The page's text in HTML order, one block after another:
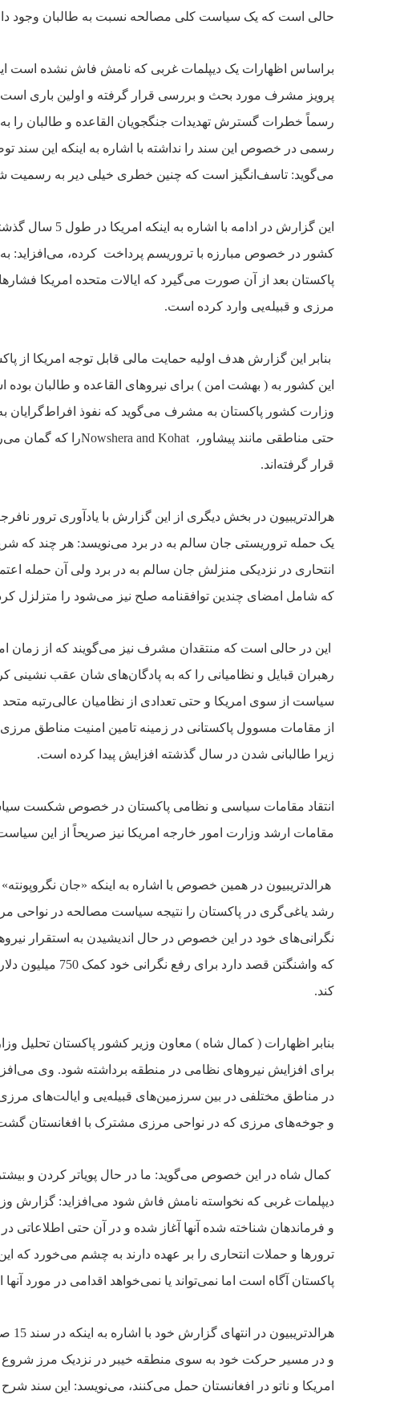
حالى است که يک سياست کلى مصالحه نسبت به طالبان وجود
براساس اظهارات يک ديپلمات غربى که نامش فاش نشده است اين سند در تاريخ 4 ژوئن در
پرويز مشرف مورد بحث و بررسى قرار گرفته و اولين بارى
رسماً خطرات گسترش تهديدات جنگجويان القاعده و طالبان
رسمى در خصوص اين سند را نداشته با اشاره به اينکه اين سند
مى‌گويد‌: تاسف‌ا‌نگيز است که چنين خطرى خيلى دير به رسميت
اين گزارش در ادامه با اشاره به اينکه امريکا در طول 5 سال گذشته سالانه حدود يک ميليارد دلار به پاکستان در
کشور در خصوص مبارزه با تروريسم پرداخت کرده، مى‌افزايد: به
پاکستان بعد از آن صورت مى‌گيرد که ايالات متحده امريکا
مرزى و قبيله‌يى وارد کرده است.
بنابر اين گزارش هدف اوليه حمايت مالى قابل توجه امريکا از
اين کشور به ( بهشت امن ) براى نيروهاى القاعده و طالبان بوده است
وزارت کشور پاکستان به مشرف مى‌گويد که نفوذ
حتى مناطقى مانند پيشاور، Nowshera and Kohatرا که گمان
قرار گرفته‌اند.
هرالد‌‌تريبيون در بخش ديگرى از اين گزارش با يادآورى ترور
يک حمله تروريستى جان سالم به در برد مى‌نويسد: هر چند که
انتحارى در نزديکى منزلش جان سالم به در برد ولى آن حمله
که شامل امضاى چندين توافقنامه صلح نيز مى‌شود را متزلزل
اين در حالى است که منتقدان مشرف نيز مى‌گويند که از زمان
رهبران قبايل و نظاميانى را که به پادگان‌هاى‌ شان عقب‌ نشينى
سياست از سوى امريکا و حتى تعدادى از نظاميان عالى‌رتبه
از مقامات مسوول پاکستانى در زمينه تامين امنيت مناطق مرزى
زيرا
طالبانى شدن در سال گذشته افزايش پيدا کرده است.
انتقاد مقامات سياسى و نظامى پاکستان در خصوص شکست
مقامات ارشد وزارت امور خارجه امريکا نيز صريحاً از اين
هرالد‌تريبيون در همين خصوص با اشاره به اينکه «جان
رشد ياغى‌گرى در پاکستان را نتيجه سياست مصالحه در نواحى
نگرانى‌هاى خود در اين خصوص در حال انديشيدن به استقرار
که واشنگتن قصد دارد براى رفع نگرانى خود کمک 750 ميليون دلارى جديدى را ظرف سال‌هاى آينده براى توسعه نواحى مرزى
کند.
بنابر اظهارات ( کمال شاه ) معاون وزير کشور پاکستان تحليل
براى افزايش نيروهاى نظامى در منطقه برداشته شود. وى مى‌افزايد که 31
در مناطق مختلفى در بين سرزمين‌هاى قبيله‌يى و ايالت‌هاى
و جوخه‌هاى مرزى که در نواحى مرزى مشترک با افغانستان گشت
کمال شاه در اين خصوص مى‌گويد: ما در حال پوياتر کردن و بيشتر
ديپلمات غربى که نخواسته نامش فاش شود مى‌افزايد: گزارش
و فرماند‌هان شناخته شده آنها آغاز شده و در آن حتى اطلاعاتى در
ترورها و حملات انتحارى را
بر عهده دارند به چشم مى‌خورد که
پاکستان آگاه است اما نمى‌تواند يا نمى‌خواهد اقدامى در مورد آنها
هرالد‌تريبيون در انتهاى گزارش خود با اشاره به اينکه در سند 15 صفحه‌يى وزارت کشور به اين مساله اشاره شده که
و در مسير حرکت خود به سوى منطقه خيبر در نزديک مرز شروع
امريکا و ناتو در افغانستان حمل مى‌کنند، مى‌نويسد: اين سند